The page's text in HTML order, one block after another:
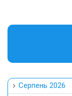
Серпень 2026